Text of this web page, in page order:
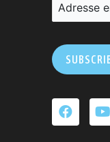
Adresse
champ
devrait